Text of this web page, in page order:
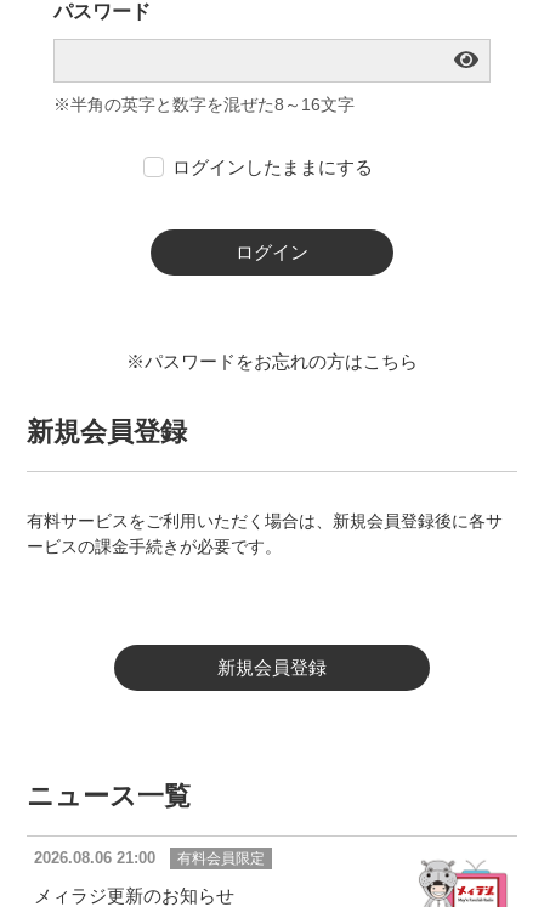
パスワード
※半角の英字と数字を混ぜた8～16文字
ログインしたままにする
ログイン
※パスワードをお忘れの方はこちら
新規会員登録
有料サービスをご利用いただく場合は、新規会員登録後に各サ
ービスの課金手続きが必要です。
新規会員登録
ニュース一覧
2026.08.06 21:00 有料会員限定
メィラジ更新のお知らせ